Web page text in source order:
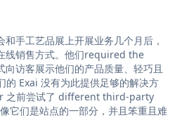
手工艺品展上开展业务几个月后，
线销售方式。他们required the
访客展示他们的产品质量、轻巧且
的 Exai 没有为此提供足够的解决方
之前尝试了 different third-party
它们是站点的一部分，并且笨重且难